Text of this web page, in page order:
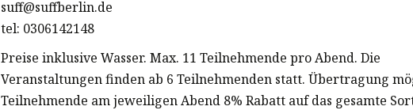
suff@suffberlin.de
tel: 0306142148
Preise inklusive Wasser. Max. 11 Teilnehmende pro Abend. Die
Veranstaltungen finden ab 6 Teilnehmenden statt. Übertragung
Teilnehmende am jeweiligen Abend 8% Rabatt auf das gesamte